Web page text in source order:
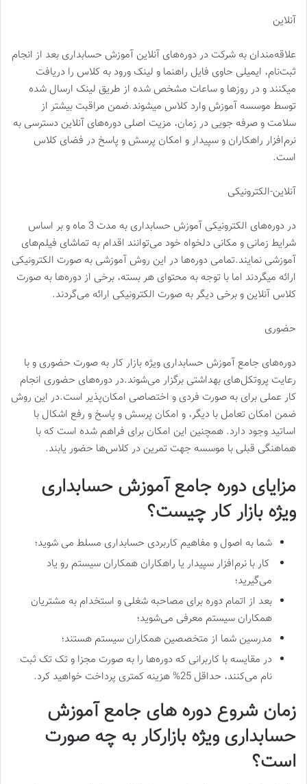
آنلاین
علاقه‌مندان به شرکت در دوره‌های آنلاین آموزش حسابداری بعد از انجام
ثبت‌نام، ایمیلی حاوی فایل راهنما و لینک ورود به کلاس را دریافت
میکنند و در روزها و ساعات مشخص شده از طریق لینک ارسال شده
توسط موسسه آموزش وارد کلاس میشوند.ضمن مراقبت بیشتر از
سلامت و صرفه جویی در زمان، مزیت اصلی دوره‌های آنلاین دسترسی به
نرم‌افزار راهکاران و سپیدار و امکان پرسش و پاسخ در فضای کلاس
است.
آنلاین-الکترونیکی
در دوره‌های الکترونیکی آموزش حسابداری به مدت 3 ماه و بر اساس
شرایط زمانی و مکانی دلخواه خود می‌توانند اقدام به تماشای فیلم‌های
آموزشی نمایند.تمامی دوره‌ها در این روش آموزشی به صورت الکترونیکی
ارائه میگردند اما با توجه به محتوای هر بسته، برخی از دوره‌ها به صورت
کلاس آنلاین و برخی دیگر به صورت الکترونیکی ارائه می‌گردند.
حضوری
دوره‌های جامع آموزش حسابداری ویژه بازار کار به صورت حضوری و با
رعایت پروتکل‌های بهداشتی برگزار می‌شوند.در دوره‌های حضوری انجام
کار عملی برای به صورت فردی و اختصاصی امکان‌پذیر است.در این روش
ضمن امکان تعامل با دیگر، و امکان پرسش و پاسخ و رفع اشکال با
اساتید وجود دارد. همچنین این امکان برای فراهم شده است که با
هماهنگی قبلی با موسسه جهت تمرین در کلاس‌ها حضور یابند.
مزایای دوره جامع آموزش حسابداری
ویژه بازار کار چیست؟
شما به اصول و مفاهیم کاربردی حسابداری مسلط می شوید؛
کار با نرم‌افزار سپیدار یا راهکاران همکاران سیستم رو یاد
می‌گیرید؛
بعد از اتمام دوره برای مصاحبه شغلی و استخدام به مشتریان
همکاران سیستم معرفی می‌شوید؛
مدرسین شما از متخصصین همکاران سیستم هستند؛
در مقایسه با کاربرانی که دوره‌ها را به صورت مجزا و تک تک ثبت
نام می‌کنند، حداقل 25% هزینه کمتری پرداخت خواهید کرد.
زمان شروع دوره های جامع آموزش
حسابداری ویژه بازارکار به چه صورت
است؟